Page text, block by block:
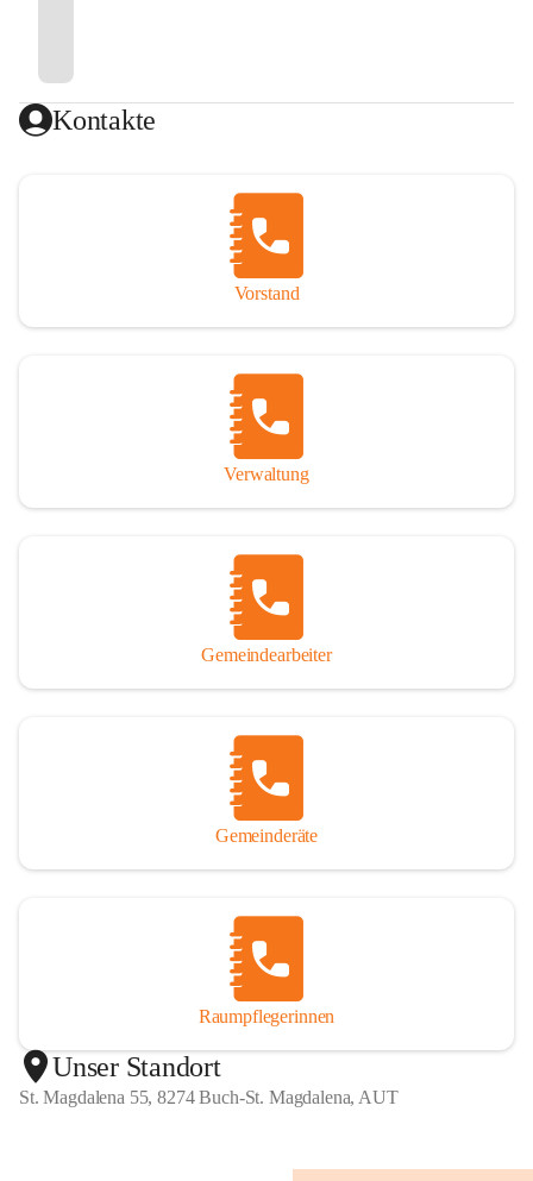
Kontakte
Vorstand
Verwaltung
Gemeindearbeiter
Gemeinderäte
Raumpflegerinnen
Unser Standort
St. Magdalena 55, 8274 Buch-St. Magdalena, AUT